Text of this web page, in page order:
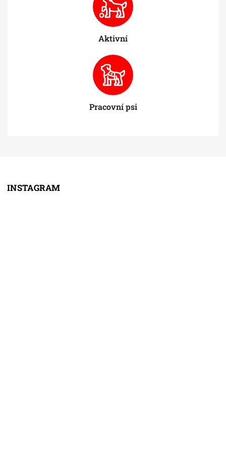
Aktivní
Pracovní psi
INSTAGRAM